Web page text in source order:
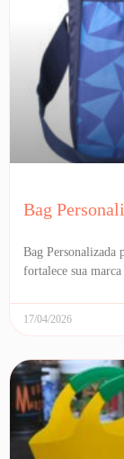
Bag
Bag Personalizada
fortalece sua
17/04/2026